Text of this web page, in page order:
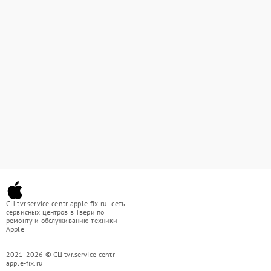
СЦ tvr.service-centr-apple-fix.ru - сеть
сервисных центров в Твери по
ремонту и обслуживанию техники
Apple
2021-2026 © СЦ tvr.service-centr-
apple-fix.ru